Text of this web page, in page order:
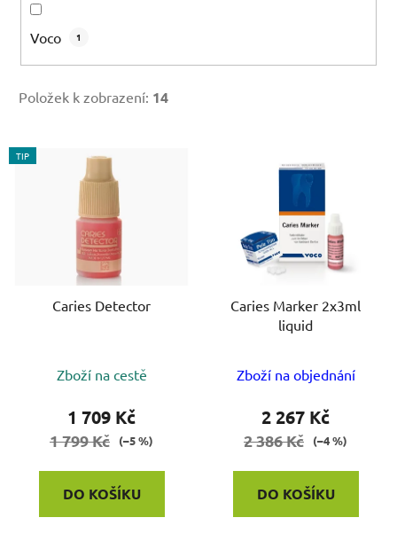
Voco 1
Položek k zobrazení: 14
V
ý
TIP
Caries Detector
Zboží na cestě
1 709 Kč
1 799 Kč (–5 %)
DO KOŠÍKU
Caries Marker 2x3ml
liquid
Zboží na objednání
2 267 Kč
2 386 Kč (–4 %)
DO KOŠÍKU